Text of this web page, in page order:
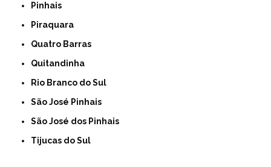
Pinhais
Piraquara
Quatro Barras
Quitandinha
Rio Branco do Sul
São José Pinhais
São José dos Pinhais
Tijucas do Sul